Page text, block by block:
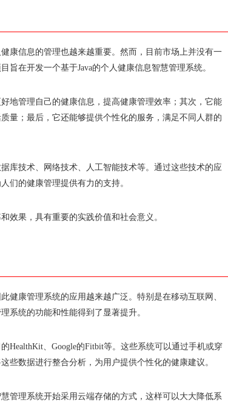
康信息的管理也越来越重要。然而，目前市场上并没有一
在开发一个基于Java的个人健康信息智慧管理系统。
地管理自己的健康信息，提高健康管理效率；其次，它能
量；最后，它还能够提供个性化的服务，满足不同人群的
库技术、网络技术、人工智能技术等。通过这些技术的应
们的健康管理提供有力的支持。
效果，具有重要的实践价值和社会意义。
健康管理系统的应用越来越广泛。特别是在移动互联网、
系统的功能和性能得到了显著提升。
HealthKit、Google的Fitbit等。这些系统可以通过手机或穿
些数据进行整合分析，为用户提供个性化的健康建议。
管理系统开始采用云端存储的方式，这样可以大大降低系